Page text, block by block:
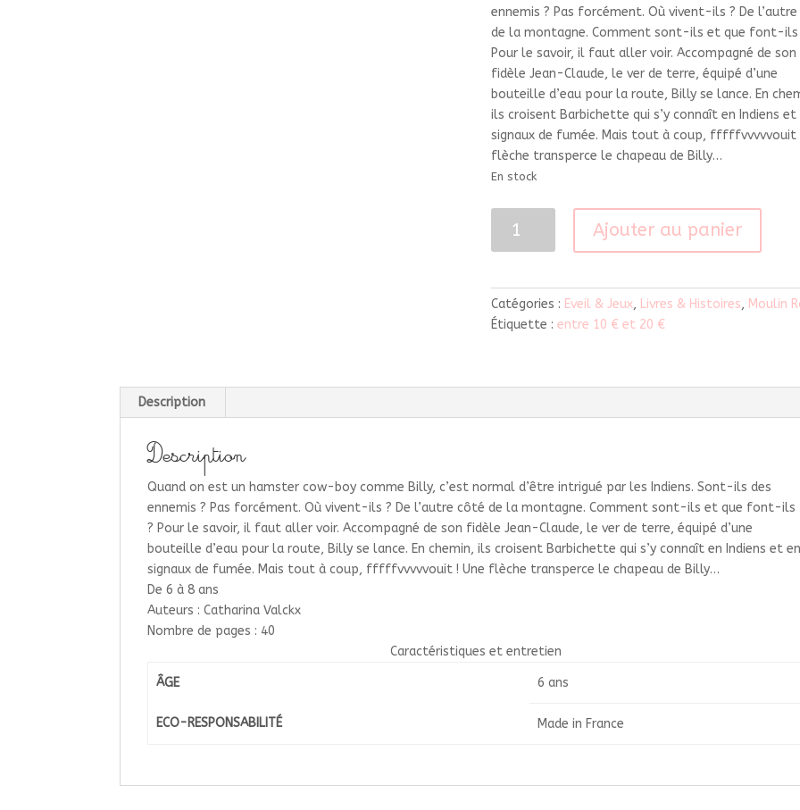
ennemis ? Pas forcément. Où vivent-ils ? De
de la montagne. Comment sont-ils et que font-ils
Pour le savoir, il faut aller voir. Accompagné de son
fidèle Jean-Claude, le ver de terre, équipé d’une
bouteille d’eau pour la route, Billy se lance. En
ils croisent Barbichette qui s’y connaît en Indiens et
signaux de fumée. Mais tout à coup, fffffvvvvvouit
flèche transperce le chapeau de Billy…
En stock
-
Cheval
Ajouter au panier
Catégories : Eveil & Jeux, Livres & Histoires, Moulin
Étiquette : entre 10 € et 20 €
Description
Description
Quand on est un hamster cow-boy comme Billy, c’est normal d’être intrigué par les Indiens. Sont-ils des
ennemis ? Pas forcément. Où vivent-ils ? De l’autre côté de la montagne. Comment sont-ils et que font-ils
? Pour le savoir, il faut aller voir. Accompagné de son fidèle Jean-Claude, le ver de terre, équipé d’une
bouteille d’eau pour la route, Billy se lance. En chemin, ils croisent Barbichette qui s’y connaît en Indiens et
signaux de fumée. Mais tout à coup, fffffvvvvvouit ! Une flèche transperce le chapeau de Billy…
De 6 à 8 ans
Auteurs : Catharina Valckx
Nombre de pages : 40
Caractéristiques et entretien
ÂGE 6 ans
ECO-RESPONSABILITÉ Made in France